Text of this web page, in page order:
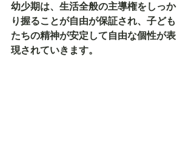
幼少期は、生活全般の主導権をしっか
り握ることが自由が保証され、子ども
たちの精神が安定して自由な個性が表
現されていきます。